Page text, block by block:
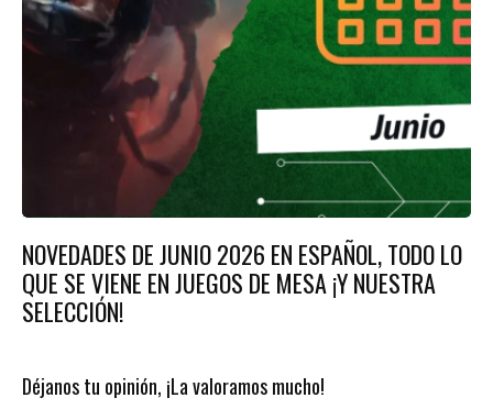
NOVEDADES DE JUNIO 2026 EN ESPAÑOL, TODO LO
QUE SE VIENE EN JUEGOS DE MESA ¡Y NUESTRA
SELECCIÓN!
Déjanos tu opinión, ¡La valoramos mucho!